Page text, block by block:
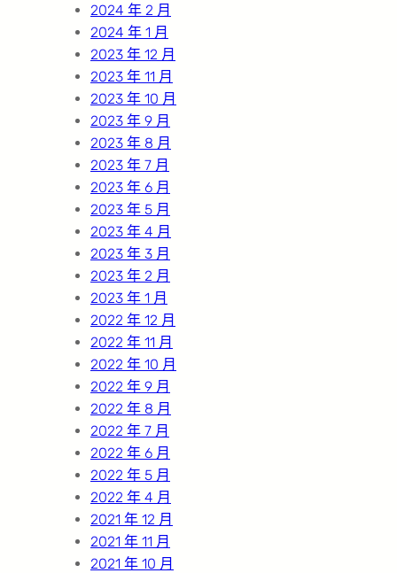
2024 年 2 月
2024 年 1 月
2023 年 12 月
2023 年 11 月
2023 年 10 月
2023 年 9 月
2023 年 8 月
2023 年 7 月
2023 年 6 月
2023 年 5 月
2023 年 4 月
2023 年 3 月
2023 年 2 月
2023 年 1 月
2022 年 12 月
2022 年 11 月
2022 年 10 月
2022 年 9 月
2022 年 8 月
2022 年 7 月
2022 年 6 月
2022 年 5 月
2022 年 4 月
2021 年 12 月
2021 年 11 月
2021 年 10 月